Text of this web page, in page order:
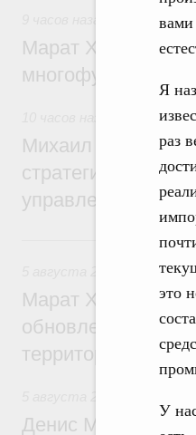
Я
раз
это
У
Дорожное
Марат Хуснуллин:
Михаил Мишустин
стратегической
управления
Жилищно-
Марат
обновлено в
территорий
Денис Мантуров